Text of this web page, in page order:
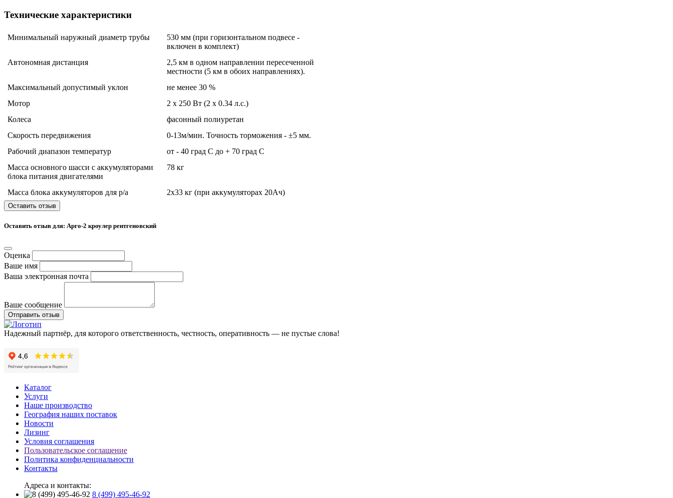
Технические характеристики
Минимальный наружный диаметр трубы
530 мм (при горизонтальном подвесе -
включен в комплект)
Автономная дистанция
2,5 км в одном направлении пересеченной
местности (5 км в обоих направлениях).
Максимальный допустимый уклон
не менее 30 %
Мотор
2 х 250 Вт (2 х 0.34 л.с.)
Колеса
фасонный полиуретан
Скорость передвижения
0-13м/мин. Точность торможения - ±5 мм.
Рабочий диапазон температур
от - 40 град С до + 70 град С
Масса основного шасси с аккумуляторами
блока питания двигателями
78 кг
Масса блока аккумуляторов для р/а 2x33 кг (при аккумуляторах 20Ач)
Оставить отзыв
Оставить отзыв для: Арго-2 кроулер рентгеновский
Оценка
Ваше имя
Ваша электронная почта
Ваше сообщение
Отправить отзыв
Надежный партнёр, для которого ответственность, честность, оперативность — не пустые слова!
Каталог
Услуги
Наше производство
География наших поставок
Новости
Лизинг
Условия соглашения
Пользовательское соглашение
Политика конфиденциальности
Контакты
Адреса и контакты:
8 (499) 495-46-92